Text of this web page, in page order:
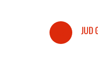
JUD